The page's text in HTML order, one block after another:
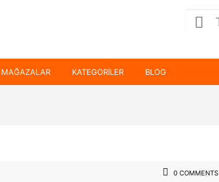
MAĞAZALAR KATEGORILER BLOG
0 COMMENTS